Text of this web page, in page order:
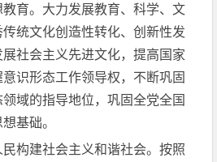
育。大力发展教育、科学、文
统文化创造性转化、创新性发
社会主义先进文化，提高国家
识形态工作领导权，不断巩固
域的指导地位，巩固全党全国
基础。
构建社会主义和谐社会。按照